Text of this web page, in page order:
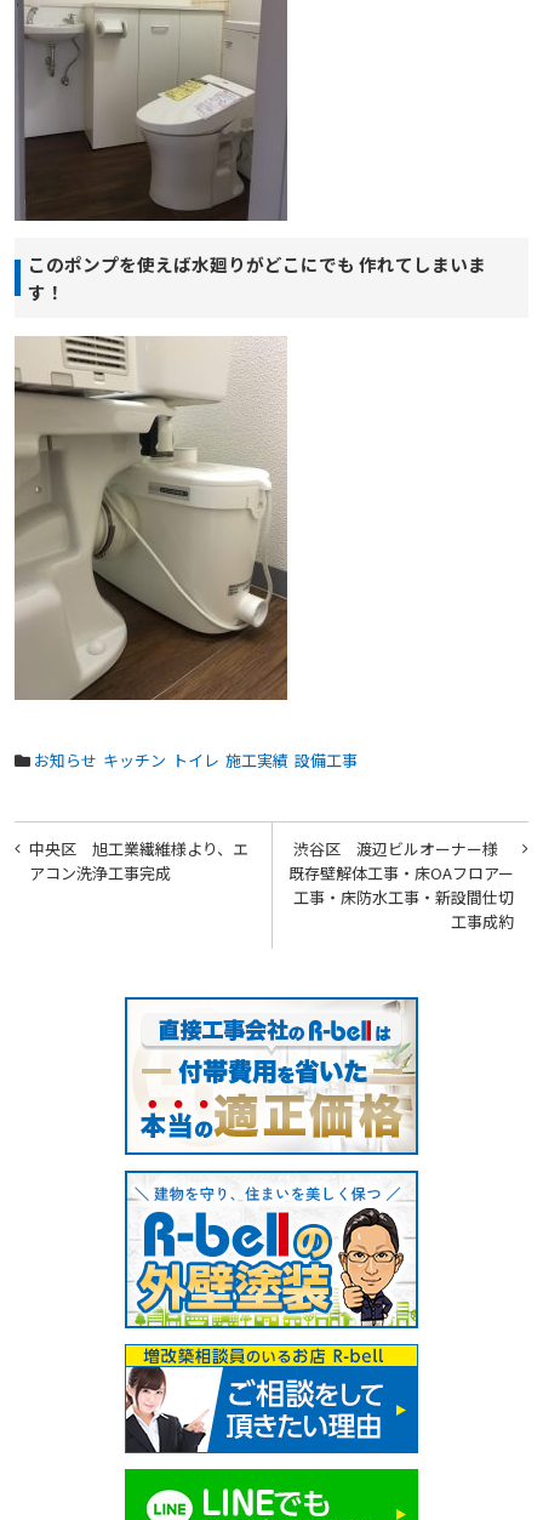
このポンプを使えば水廻りがどこにでも 作れてしまいま
す！
お知らせ キッチン トイレ 施工実績 設備工事
投
稿
渋谷区 渡辺ビルオーナー様
既存壁解体工事・床OAフロアー
工事・床防水工事・新設間仕切
工事成約
中央区 旭工業繊維様より、エ
アコン洗浄工事完成